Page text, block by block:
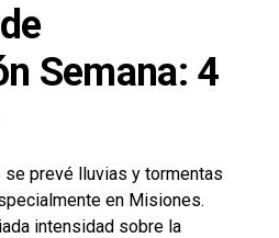
Semana: 4
prevé lluvias y tormentas
en Misiones.
intensidad sobre la